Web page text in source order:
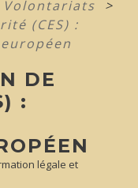
Volontariats
>
(CES) :
DE
:
légale et